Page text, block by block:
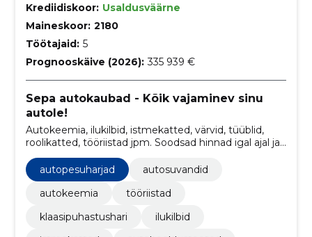
Krediidiskoor: Usaldusväärne
Maineskoor: 2180
Töötajaid: 5
Prognooskäive (2026): 335 939 €
Sepa autokaubad - Kõik vajaminev sinu
autole!
Autokeemia, ilukilbid, istmekatted, värvid, tüüblid,
roolikatted, tööriistad jpm. Soodsad hinnad igal ajal ja
igal pool! Autokaup kätte 2-3 päevaga!
autopesuharjad
autosuvandid
autokeemia
tööriistad
klaasipuhastushari
ilukilbid